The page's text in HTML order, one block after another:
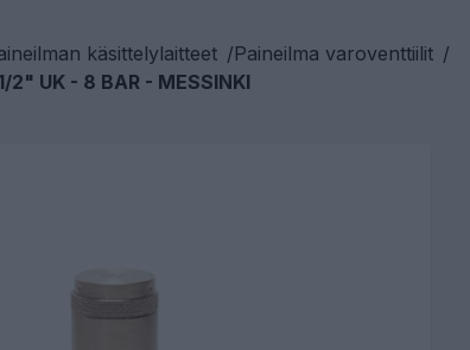
käsittelylaitteet /Paineilma varoventtiilit /
2" UK - 8 BAR - MESSINKI